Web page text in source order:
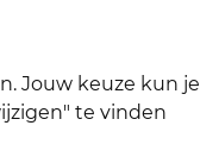
Jouw keuze kun je
te vinden